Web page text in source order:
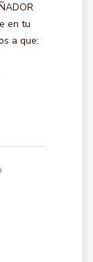
en tu
a que: